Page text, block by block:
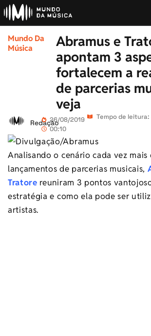
Mundo Da
Música
Abramus e
apontam 3
fortalecem a
de parcerias
veja
Redação26/08/2019
00:10
Tempo de leitura:
Analisando o cenário cada vez mais
lançamentos de parcerias musicais,
Tratore reuniram 3 pontos
estratégia e como ela pode ser
artistas.